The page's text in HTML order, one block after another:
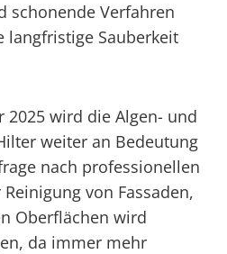
schonende Verfahren
langfristige Sauberkeit
2025 wird die Algen- und
weiter an Bedeutung
nach professionellen
von Fassaden,
Oberflächen wird
da immer mehr